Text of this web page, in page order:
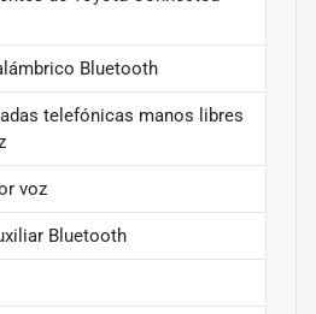
Bluetooth
telefónicas manos libres
voz
Bluetooth